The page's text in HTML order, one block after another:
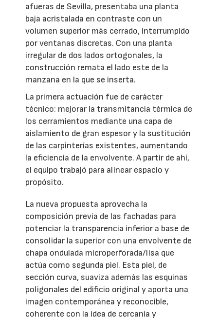
afueras de Sevilla, presentaba una planta
baja acristalada en contraste con un
volumen superior más cerrado, interrumpido
por ventanas discretas. Con una planta
irregular de dos lados ortogonales, la
construcción remata el lado este de la
manzana en la que se inserta.
La primera actuación fue de carácter
técnico: mejorar la transmitancia térmica de
los cerramientos mediante una capa de
aislamiento de gran espesor y la sustitución
de las carpinterías existentes, aumentando
la eficiencia de la envolvente. A partir de ahí,
el equipo trabajó para alinear espacio y
propósito.
La nueva propuesta aprovecha la
composición previa de las fachadas para
potenciar la transparencia inferior a base de
consolidar la superior con una envolvente de
chapa ondulada microperforada/lisa que
actúa como segunda piel. Esta piel, de
sección curva, suaviza además las esquinas
poligonales del edificio original y aporta una
imagen contemporánea y reconocible,
coherente con la idea de cercanía y